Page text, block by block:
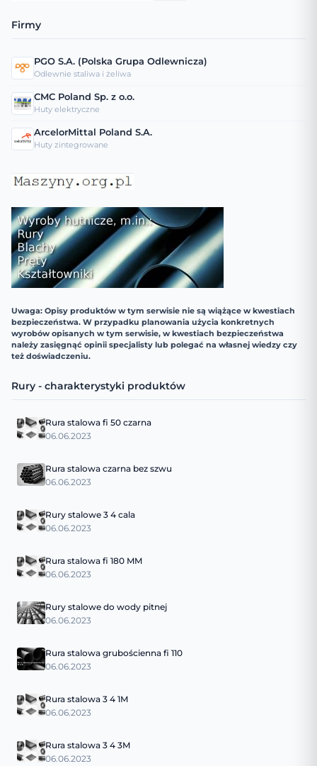
Firmy
PGO S.A. (Polska Grupa Odlewnicza)
Odlewnie staliwa i żeliwa
CMC Poland Sp. z o.o.
Huty elektryczne
ArcelorMittal Poland S.A.
Huty zintegrowane
Uwaga: Opisy produktów w tym serwisie nie są wiążące w kwestiach
bezpieczeństwa. W przypadku planowania użycia konkretnych
wyrobów opisanych w tym serwisie, w kwestiach bezpieczeństwa
należy zasięgnąć opinii specjalisty lub polegać na własnej wiedzy czy
też doświadczeniu.
Rury - charakterystyki produktów
Rura stalowa fi 50 czarna
06.06.2023
Rura stalowa czarna bez szwu
06.06.2023
Rury stalowe 3 4 cala
06.06.2023
Rura stalowa fi 180 MM
06.06.2023
Rury stalowe do wody pitnej
06.06.2023
Rura stalowa grubościenna fi 110
06.06.2023
Rura stalowa 3 4 1M
06.06.2023
Rura stalowa 3 4 3M
06.06.2023